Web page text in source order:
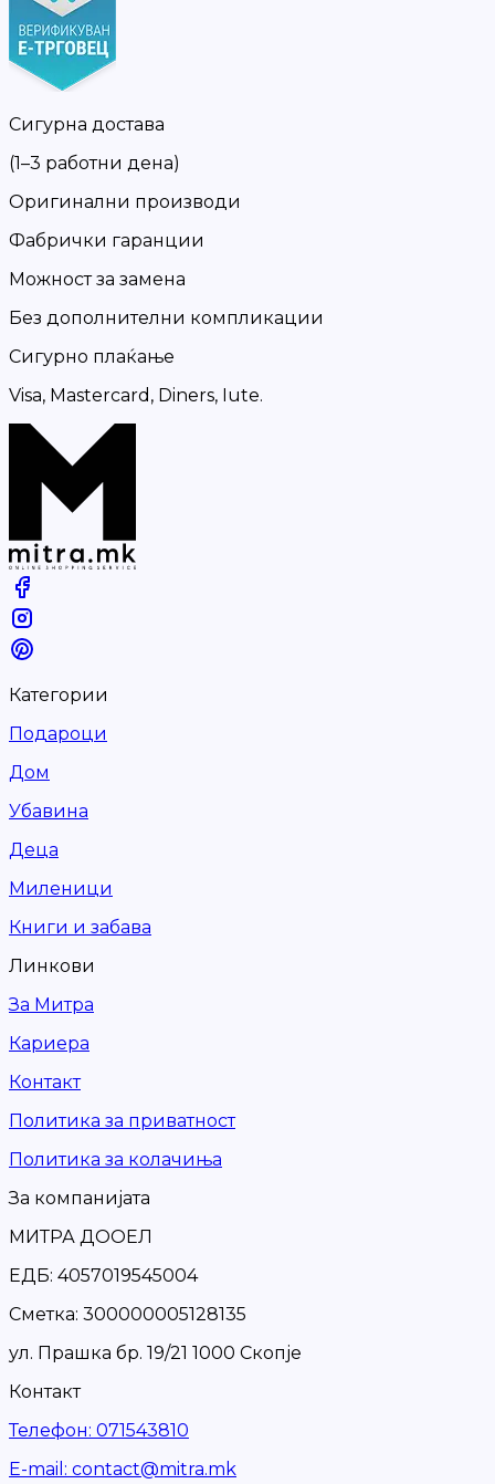
Сигурна достава
(1–3 работни дена)
Оригинални производи
Фабрички гаранции
Можност за замена
Без дополнителни компликации
Сигурно плаќање
Visa, Mastercard, Diners, Iute.
Категории
Подароци
Дом
Убавина
Деца
Миленици
Книги и забава
Линкови
За Митра
Кариера
Контакт
Политика за приватност
Политика за колачиња
За компанијата
МИТРА ДООЕЛ
ЕДБ: 4057019545004
Сметка: 300000005128135
ул. Прашка бр. 19/21 1000 Скопје
Контакт
Телефон: 071543810
Е-mail : contact@mitra.mk